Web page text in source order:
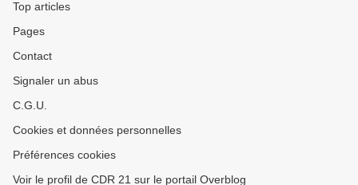
Top articles
Pages
Contact
Signaler un abus
C.G.U.
Cookies et données personnelles
Préférences cookies
Voir le profil de CDR 21 sur le portail Overblog